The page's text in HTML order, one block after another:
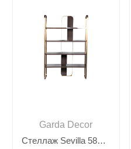
Garda Decor
Стеллаж Sevilla 58DB-SH20025